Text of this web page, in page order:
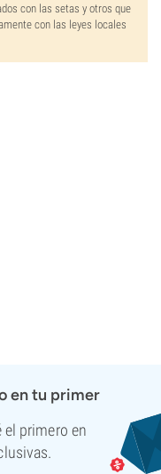
con las setas y otros que
con las leyes locales
en tu primer
el primero en